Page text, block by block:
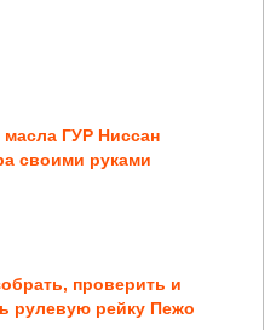
масла ГУР Ниссан
своими руками
проверить и
рулевую рейку Пежо